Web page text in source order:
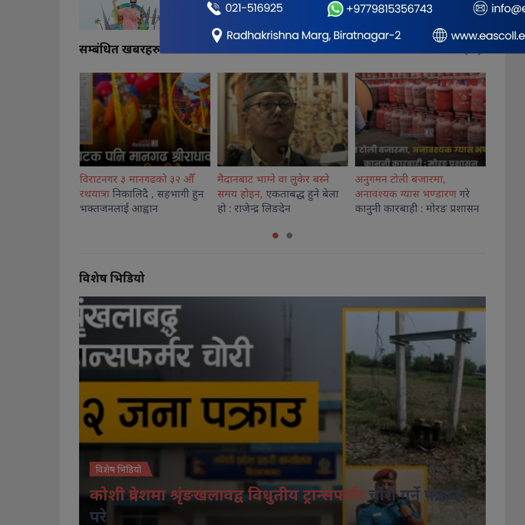
सम्बंधित खबरहरु
मैदानबाट भाग्ने वा लुकेर बस्ने
समय होइन, एकताबद्ध हुने बेला
हो : राजेन्द्र लिङदेन
अनुगमन टोली बजारमा,
अनावश्यक ग्यास भण्डारण गरे
कानुनी कारबाही : मोरङ प्रशासन
शिक्षा मन्त्रालयमा उच्च शिक्षा नीति
कार्यशालाको पहिलो सत्र सम्पन्न
विशेष भिडियो
विशेष भिडियो
कोशी प्रदेशमा श्रृंङखलावद्व विधुतीय ट्रान्सफर्मरचोरी गर्ने पक्राउ
परे